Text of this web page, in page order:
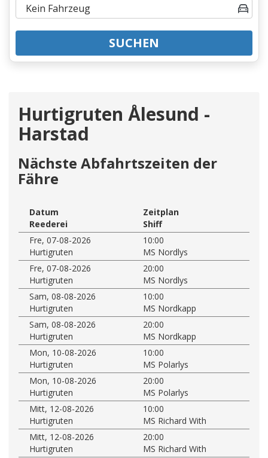
SUCHEN
Hurtigruten Ålesund -
Harstad
Nächste Abfahrtszeiten der
Fähre
Datum
Zeitplan
Reederei
Shiff
Fre, 07-08-2026
10:00
Hurtigruten
MS Nordlys
Fre, 07-08-2026
20:00
Hurtigruten
MS Nordlys
Sam, 08-08-2026
10:00
Hurtigruten
MS Nordkapp
Sam, 08-08-2026
20:00
Hurtigruten
MS Nordkapp
Mon, 10-08-2026
10:00
Hurtigruten
MS Polarlys
Mon, 10-08-2026
20:00
Hurtigruten
MS Polarlys
Mitt, 12-08-2026
10:00
Hurtigruten
MS Richard With
Mitt, 12-08-2026
20:00
Hurtigruten
MS Richard With